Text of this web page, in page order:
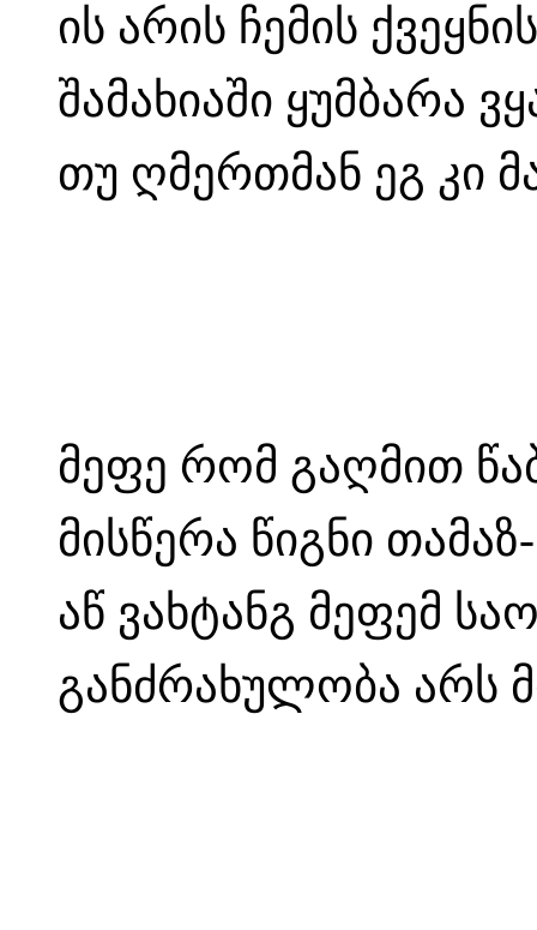
ის არის ჩემის
შამახიაში ყუმბარა
თუ ღმერთმან ეგ კი
მეფე რომ გაღმით
მისწერა წიგნი
აწ ვახტანგ მეფემ
განძრახულობა არს